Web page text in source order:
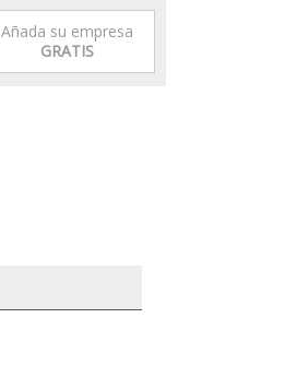
Añada su empresa
GRATIS